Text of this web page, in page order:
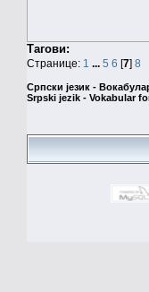
Тагови:
Странице: 1 ... 5 6 [7] 8
Српски језик -
Srpski jezik - Vokabular